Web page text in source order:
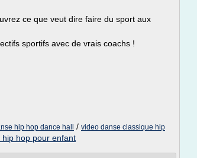
ce que veut dire faire du sport aux
sportifs avec de vrais coachs !
hip hop dance hall / video danse classique hip
hop pour enfant